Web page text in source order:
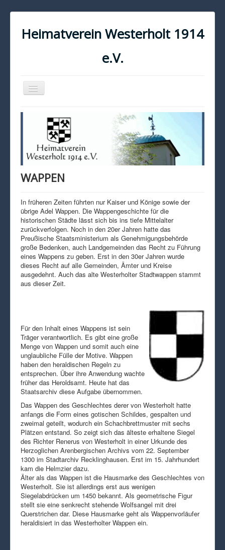
Heimatverein Westerholt 1914
e.V.
Navigation
an/aus
KONTAKT
IMPRESSUM
DATENSCHUTZ
WAPPEN
In früheren Zeiten führten nur Kaiser und Könige sowie der
übrige Adel Wappen. Die Wappengeschichte für die
historischen Städte lässt sich bis ins tiefe Mittelalter
zurückverfolgen. Noch in den 20er Jahren hatte das
Preußische Staatsministerium als Genehmigungsbehörde
große Bedenken, auch Landgemeinden das Recht zu Führung
eines Wappens zu geben. Erst in den 30er Jahren wurde
dieses Recht auf alle Gemeinden, Ämter und Kreise
ausgedehnt. Auch das alte Westerholter Stadtwappen stammt
aus dieser Zeit.
Für den Inhalt eines Wappens ist sein
Träger verantwortlich. Es gibt eine große
Menge von Wappen und somit auch eine
unglaubliche Fülle der Motive. Wappen
haben den heraldischen Regeln zu
entsprechen. Über ihre Anwendung wachte
früher das Heroldsamt. Heute hat das
Staatsarchiv diese Aufgabe übernommen.
Das Wappen des Geschlechtes derer von Westerholt hatte
anfangs die Form eines gotischen Schildes, gespalten und
zweimal geteilt, wodurch ein Schachbrettmuster mit sechs
Plätzen entstand. So zeigt sich das älteste erhaltene Siegel
des Richter Renerus von Westerholt in einer Urkunde des
Herzoglichen Arenbergischen Archivs vom 22. September
1300 im Stadtarchiv Recklinghausen. Erst im 15. Jahrhundert
kam die Helmzier dazu.
Älter als das Wappen ist die Hausmarke des Geschlechtes von
Westerholt. Sie ist allerdings erst aus wenigen
Siegelabdrücken um 1450 bekannt. Als geometrische Figur
stellt sie eine senkrecht stehende Wolfsangel mit drei
Querstrichen dar. Diese Hausmarke geht als Wappenvorläufer
heraldisiert in das Westerholter Wappen ein.